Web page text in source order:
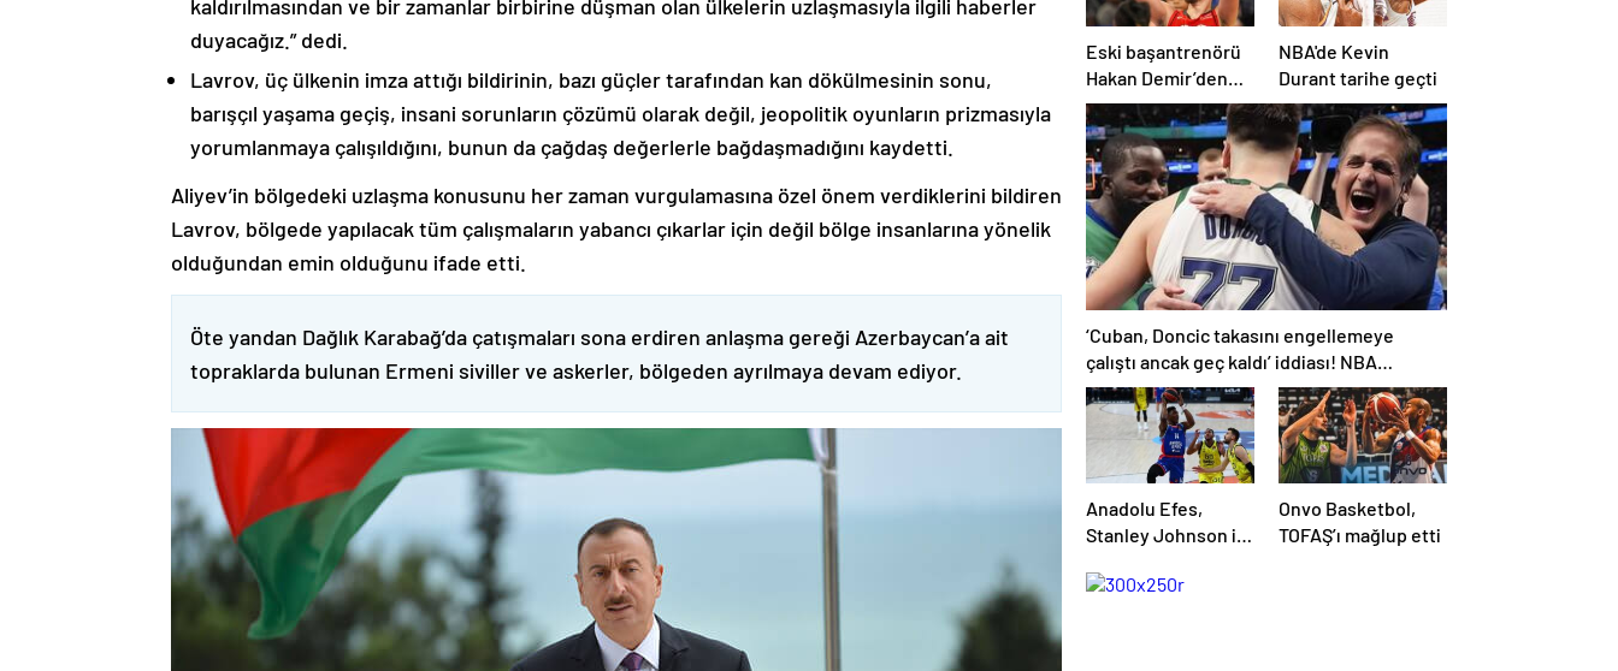
kaldırılmasından ve bir zamanlar birbirine düşman olan ülkelerin uzlaşmasıyla ilgili haberler
duyacağız.” dedi.
Lavrov, üç ülkenin imza attığı bildirinin, bazı güçler tarafından kan dökülmesinin sonu,
barışçıl yaşama geçiş, insani sorunların çözümü olarak değil, jeopolitik oyunların prizmasıyla
yorumlanmaya çalışıldığını, bunun da çağdaş değerlerle bağdaşmadığını kaydetti.
Aliyev’in bölgedeki uzlaşma konusunu her zaman vurgulamasına özel önem verdiklerini bildiren
Lavrov, bölgede yapılacak tüm çalışmaların yabancı çıkarlar için değil bölge insanlarına yönelik
olduğundan emin olduğunu ifade etti.
Öte yandan Dağlık Karabağ’da çatışmaları sona erdiren anlaşma gereği Azerbaycan’a ait
topraklarda bulunan Ermeni siviller ve askerler, bölgeden ayrılmaya devam ediyor.
Eski başantrenörü
Hakan Demir’den
Alperen Şengün’e
övgü
NBA'de Kevin
Durant tarihe geçti
‘Cuban, Doncic takasını engellemeye
çalıştı ancak geç kaldı’ iddiası! NBA
Haberleri
Anadolu Efes,
Stanley Johnson ile
Onvo Basketbol,
TOFAŞ’ı mağlup etti